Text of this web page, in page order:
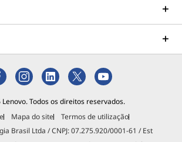
Todos os direitos reservados.
Mapa do site
Termos de utilização
Brasil Ltda / CNPJ: 07.275.920/0001-61 / Est